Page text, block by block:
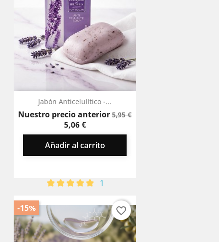
Jabón Anticelulítico -...
Nuestro precio anteriorPrecio
5,95 €Precio
5,06 €
Añadir al carrito
1
-15% favorite_border